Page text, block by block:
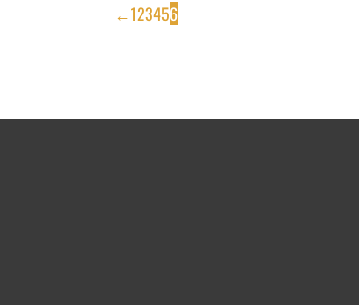
←123456